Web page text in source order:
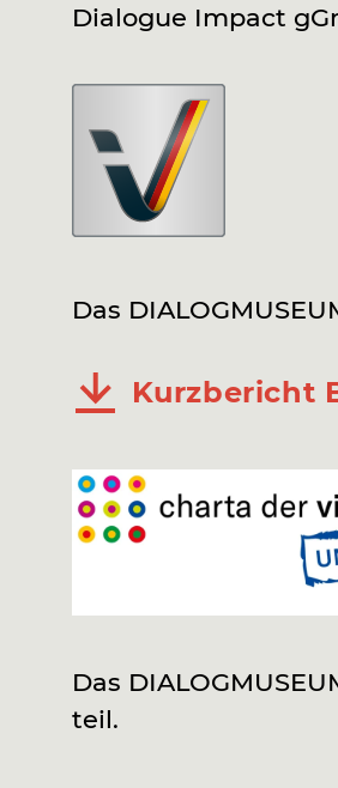
Dialogue Impact
Das
Kurzbericht
Das
teil.